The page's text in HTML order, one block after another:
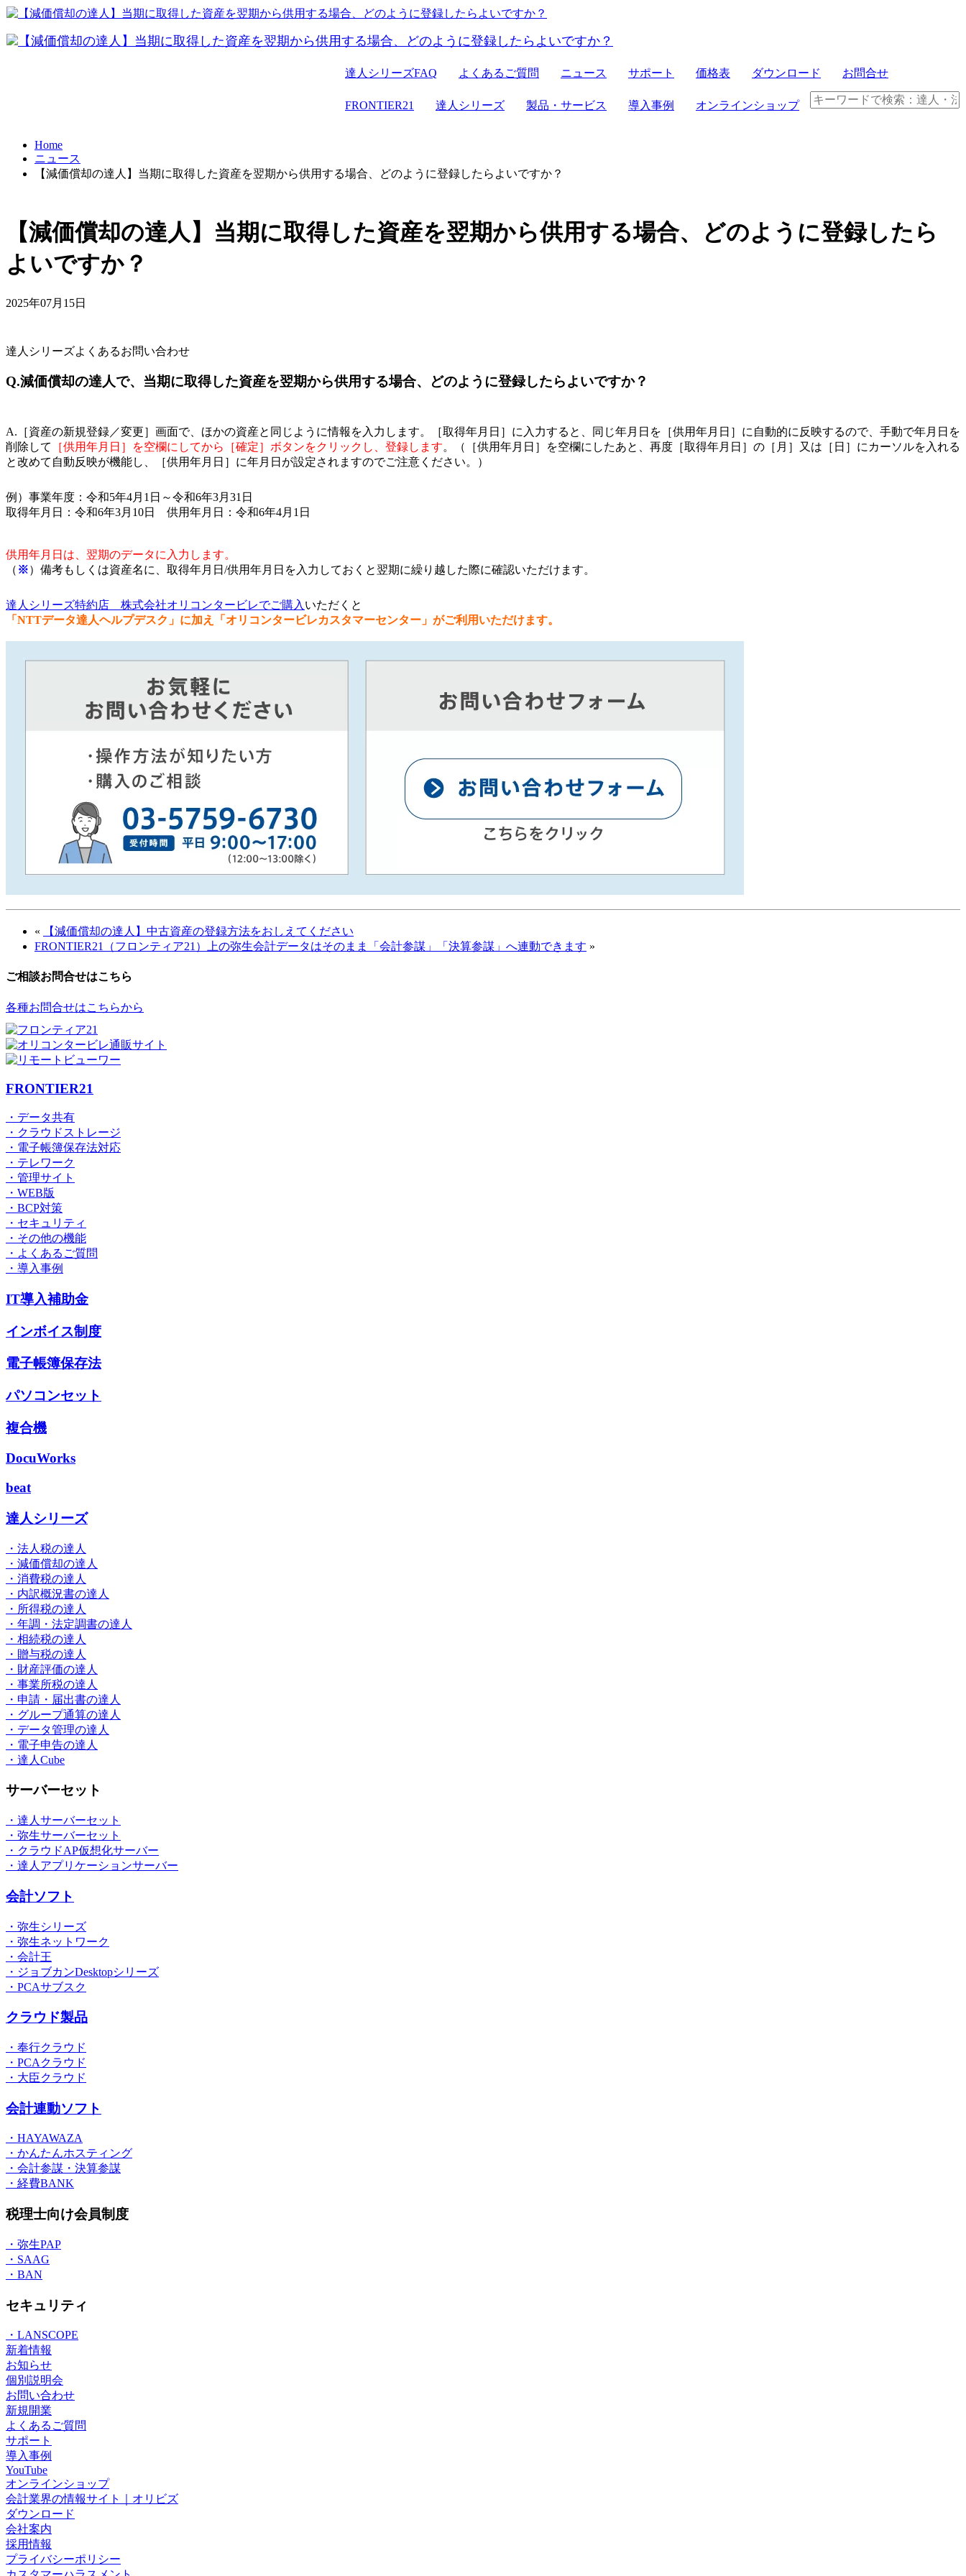
達人シリーズFAQ よくあるご質問
FRONTIER21 達人シリーズ
ニュース サポート 価格表 ダウンロード お問合せ
FRONTIER21
BCP対策 セキュリティ その他の機能
達人シリーズ 製品・サービス
FRONTIER21
複合機 会計ソフト
セキュリティ対策
導入事例 オンラインショップ
Home
ニュース
【減価償却の達人】当期に取得した資産を翌期から供用する場合、どのように登録したらよいですか？
【減価償却の達人】当期に取得した資産を翌期から供用する場合、どのように登録したら
よいですか？
2025年07月15日
達人シリーズよくあるお問い合わせ
Q.減価償却の達人で、当期に取得した資産を翌期から供用する場合、どのように登録したらよいですか？
A.［資産の新規登録／変更］画面で、ほかの資産と同じように情報を入力します。［取得年月日］に入力すると、同じ年月日を［供用年月日］に自動的に反映するので、手動で年月日を
削除して
［供用年月日］を空欄にしてから［確定］ボタンをクリックし、登録します。（［供用年月日］を空欄にしたあと、再度［取得年月日］の［月］又は［日］にカーソルを入れる
と改めて自動反映が機能し、［供用年月日］に年月日が設定されますのでご注意ください。）
例）事業年度：令和5年4月1日～令和6年3月31日
取得年月日：令和6年3月10日 供用年月日：令和6年4月1日
供用年月日は、翌期のデータに入力します。
（ ※）備考もしくは資産名に、取得年月日/供用年月日を入力しておくと翌期に繰り越した際に確認いただけます。
達人シリーズ特約店 株式会社オリコンタービレでご購入 いただくと
「NTTデータ達人ヘルプデスク」に加え「オリコンタービレカスタマーセンター」がご利用いただけます。
«
【減価償却の達人】中古資産の登録方法をおしえてください
FRONTIER21（フロンティア21）上の弥生会計データはそのまま「会計参謀」「決算参謀」へ連動できます »
ご相談お問合せはこちら
各種お問合せはこちらから
FRONTIER21
・データ共有
・クラウドストレージ
・電子帳簿保存法対応
・テレワーク
・管理サイト
・WEB版
・BCP対策
・セキュリティ
・その他の機能
・よくあるご質問
・導入事例
IT導入補助金
インボイス制度
電子帳簿保存法
パソコンセット
複合機
DocuWorks
beat
達人シリーズ
・法人税の達人
・減価償却の達人
・消費税の達人
・内訳概況書の達人
・所得税の達人
・年調・法定調書の達人
・相続税の達人
・贈与税の達人
・財産評価の達人
・事業所税の達人
・申請・届出書の達人
・グループ通算の達人
・データ管理の達人
・電子申告の達人
・達人Cube
サーバーセット
・達人サーバーセット
・弥生サーバーセット
・クラウドAP仮想化サーバー
・達人アプリケーションサーバー
会計ソフト
・弥生シリーズ
・弥生ネットワーク
・会計王
・ジョブカンDesktopシリーズ
・PCAサブスク
クラウド製品
・奉行クラウド
・PCAクラウド
・大臣クラウド
会計連動ソフト
・HAYAWAZA
・かんたんホスティング
・会計参謀・決算参謀
・経費BANK
税理士向け会員制度
・弥生PAP
・SAAG
・BAN
セキュリティ
・LANSCOPE
新着情報
お知らせ
個別説明会
お問い合わせ
新規開業
よくあるご質問
サポート
導入事例
YouTube
オンラインショップ
会計業界の情報サイト｜オリビズ
ダウンロード
会社案内
採用情報
プライバシーポリシー